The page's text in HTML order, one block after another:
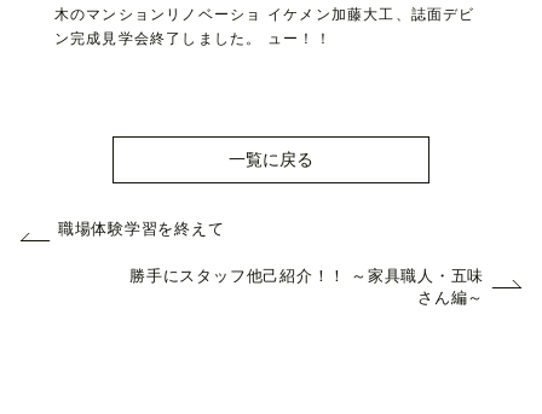
木のマンションリノベーショ
ン完成見学会終了しました。
イケメン加藤大工、誌面デビ
ュー！！
一覧に戻る
職場体験学習を終えて
勝手にスタッフ他己紹介！！ ～家具職人・五味
さん編～